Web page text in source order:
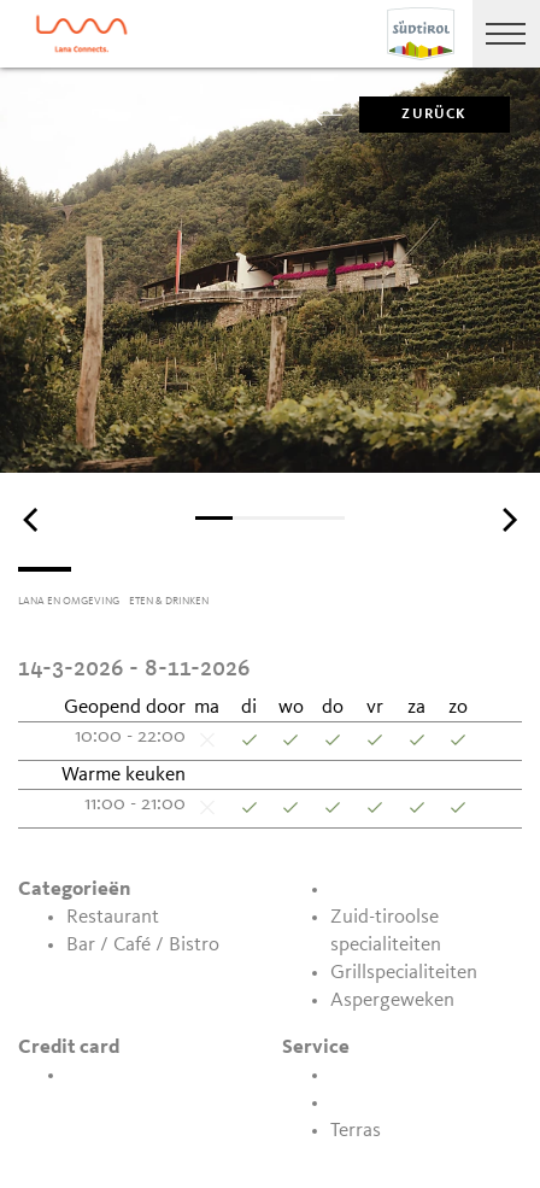
ZURÜCK
LANA EN OMGEVING ETEN & DRINKEN
14-3-2026 - 8-11-2026
Geopend door ma di wo do vr za
zo
10:00 - 22:00
Warme keuken
11:00 - 21:00
Categorieën
Restaurant
Bar / Café / Bistro
Zuid-tiroolse
specialiteiten
Grillspecialiteiten
Aspergeweken
Credit card Service
Terras